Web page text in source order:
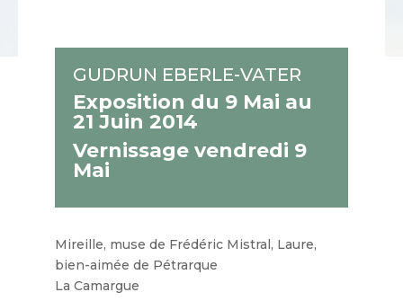
GUDRUN EBERLE-VATER
Exposition du 9 Mai au
21 Juin 2014
Vernissage vendredi 9
Mai
Mireille, muse de Frédéric Mistral, Laure,
bien-aimée de Pétrarque
La Camargue